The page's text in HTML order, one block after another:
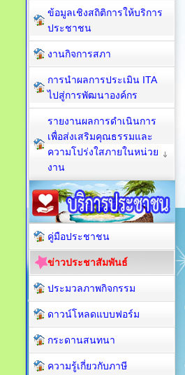
ข้อมูลเชิงสถิติการให้บริการ
ประชาชน
งานกิจการสภา
การนำผลการประเมิน ITA
ไปสู่การพัฒนาองค์กร
รายงานผลการดำเนินการ
เพื่อส่งเสริมคุณธรรมและ
ความโปร่งใสภายในหน่วย
งาน
คู่มือประชาชน
ข่าวประชาสัมพันธ์
ประมวลภาพกิจกรรม
ดาวน์โหลดแบบฟอร์ม
กระดานสนทนา
ความรู้เกี่ยวกับภาษี